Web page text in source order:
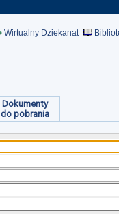
Wirtualny Dziekanat
Dokumenty
do pobrania